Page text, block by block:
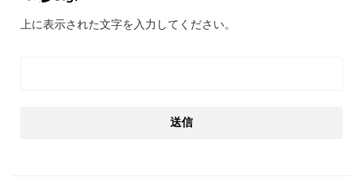
上に表示された文字を入力してください。